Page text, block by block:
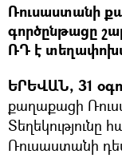
Ռուսաստանի
գործընթացը
ՌԴ է
ԵՐԵՎԱՆ, 31
քաղաքացի
Տեղեկությունը
Ռուսաստանի